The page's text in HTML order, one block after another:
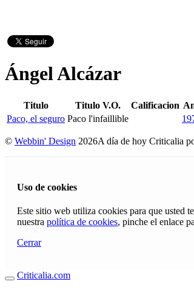
Ángel Alcázar
Titulo Titulo V.O. Calificacion
Paco, el seguro Paco l'infaillible
© Webbin' Design 2026A día de hoy Criticalia
Uso de cookies
Este sitio web utiliza cookies para que usted
nuestra política de cookies, pinche el enlace
Cerrar
Criticalia.com